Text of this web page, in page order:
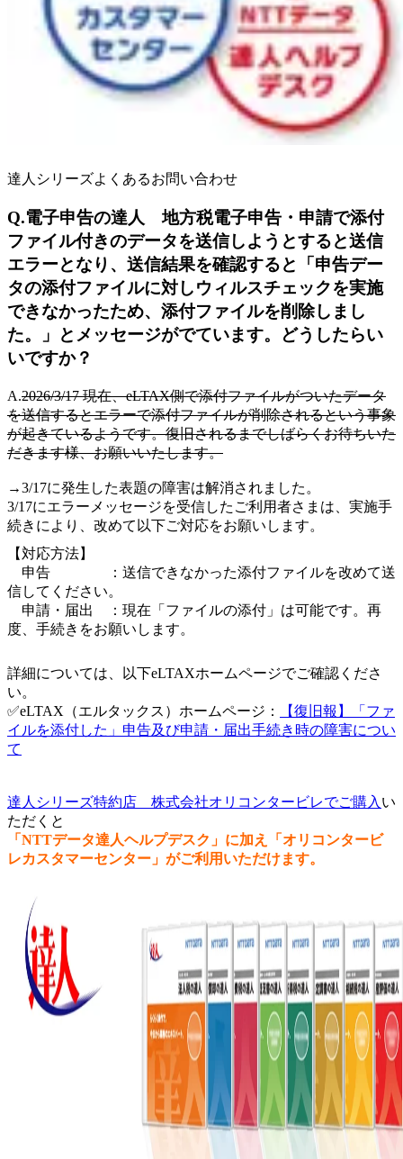
達人シリーズよくあるお問い合わせ
Q.電子申告の達人 地方税電子申告・申請で添付
ファイル付きのデータを送信しようとすると送信
エラーとなり、送信結果を確認すると「申告デー
タの添付ファイルに対しウィルスチェックを実施
できなかったため、添付ファイルを削除しまし
た。」とメッセージがでています。どうしたらい
いですか？
A.2026/3/17 現在、eLTAX側で添付ファイルがついたデータ
を送信するとエラーで添付ファイルが削除されるという事象
が起きているようです。復旧されるまでしばらくお待ちいた
だきます様、お願いいたします。
→3/17に発生した表題の障害は解消されました。
3/17にエラーメッセージを受信したご利用者さまは、実施手
続きにより、改めて以下ご対応をお願いします。
【対応方法】
申告 ：送信できなかった添付ファイルを改めて送
信してください。
申請・届出 ：現在「ファイルの添付」は可能です。再
度、手続きをお願いします。
詳細については、以下eLTAXホームページでご確認くださ
い。
✅eLTAX（エルタックス）ホームページ：
【復旧報】「ファ
イルを添付した」申告及び申請・届出手続き時の障害につい
て
達人シリーズ特約店 株式会社オリコンタービレでご購入 い
ただくと
「NTTデータ達人ヘルプデスク」に加え「オリコンタービ
レカスタマーセンター」がご利用いただけます。